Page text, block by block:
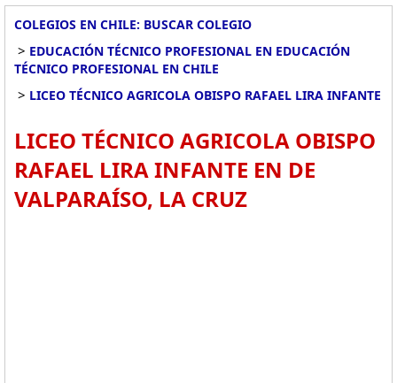
COLEGIOS EN CHILE: BUSCAR COLEGIO
> EDUCACIÓN TÉCNICO PROFESIONAL EN EDUCACIÓN
TÉCNICO PROFESIONAL EN CHILE
> LICEO TÉCNICO AGRICOLA OBISPO RAFAEL LIRA INFANTE
LICEO TÉCNICO AGRICOLA OBISPO
RAFAEL LIRA INFANTE EN DE
VALPARAÍSO, LA CRUZ